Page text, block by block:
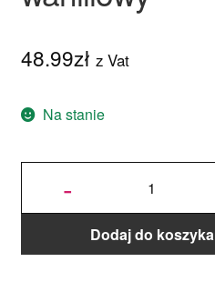
48.99zł z Vat
Na stanie
-
ilość
Velvet –
jasnoróżowa
cukrowa 1
kg – smak
Dodaj do koszyka